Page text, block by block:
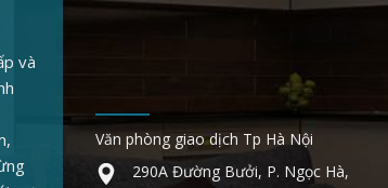
và
Văn phòng giao dịch Tp Hà Nội
290A Đường Bưởi, P. Ngọc Hà,